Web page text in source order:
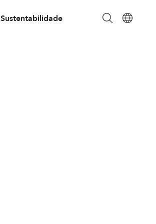
Sustentabilidade